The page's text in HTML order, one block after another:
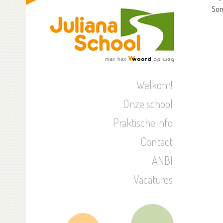
Welkom!
Onze school
Praktische info
Contact
ANBI
Vacatures